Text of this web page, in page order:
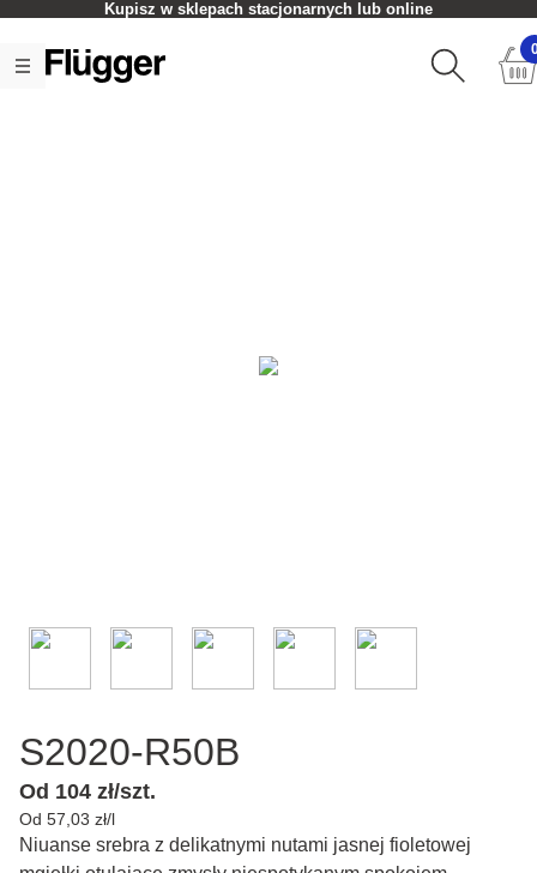
Kupisz w sklepach stacjonarnych lub online
S2020-R50B
Od 104 zł/szt.
Od 57,03 zł/l
Niuanse srebra z delikatnymi nutami jasnej fioletowej